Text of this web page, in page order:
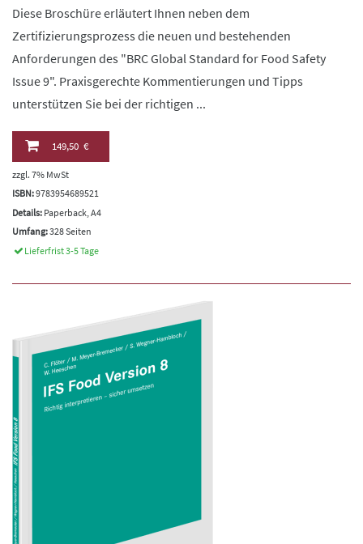
Diese Broschüre erläutert Ihnen neben dem
Zertifizierungsprozess die neuen und bestehenden
Anforderungen des "BRC Global Standard for Food Safety
Issue 9". Praxisgerechte Kommentierungen und Tipps
unterstützen Sie bei der richtigen ...
149,50 €
zzgl. 7% MwSt
ISBN:9783954689521
Details: Paperback, A4
Umfang:328 Seiten
Lieferfrist 3-5 Tage